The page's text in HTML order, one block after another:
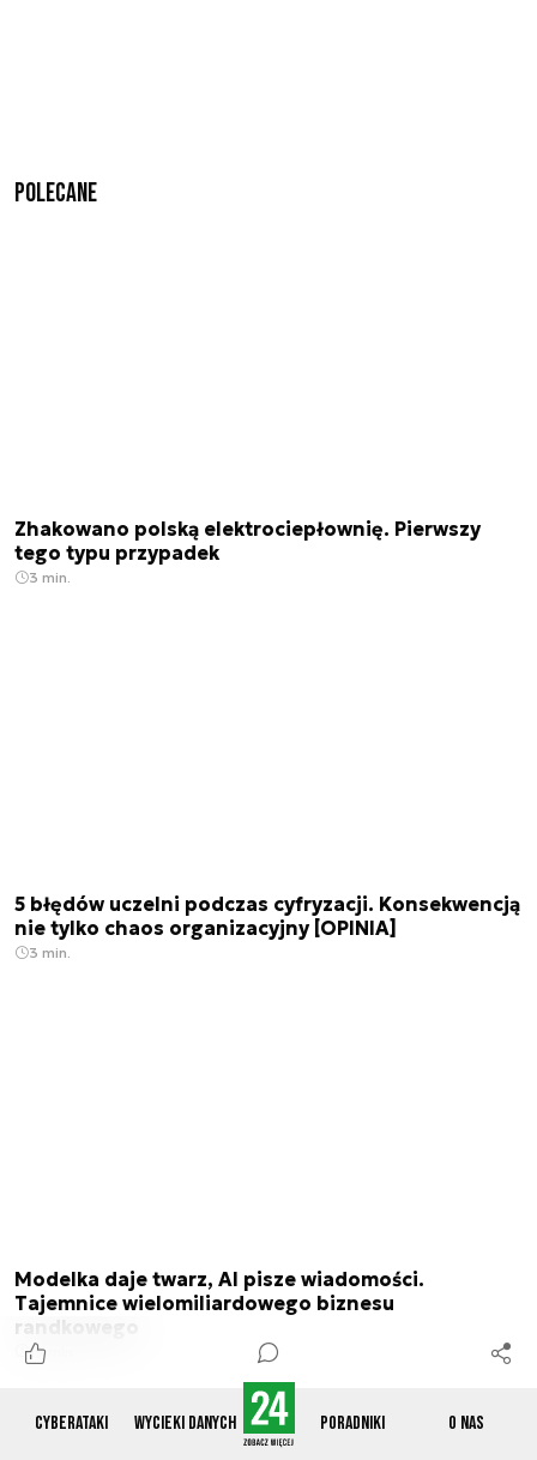
Cyberataki Wycieki danych Poradniki O nas
Polecane
Zhakowano polską elektrociepłownię. Pierwszy
tego typu przypadek
3 min.
5 błędów uczelni podczas cyfryzacji. Konsekwencją
nie tylko chaos organizacyjny [OPINIA]
3 min.
Modelka daje twarz, AI pisze wiadomości.
Tajemnice wielomiliardowego biznesu
randkowego
19 min.